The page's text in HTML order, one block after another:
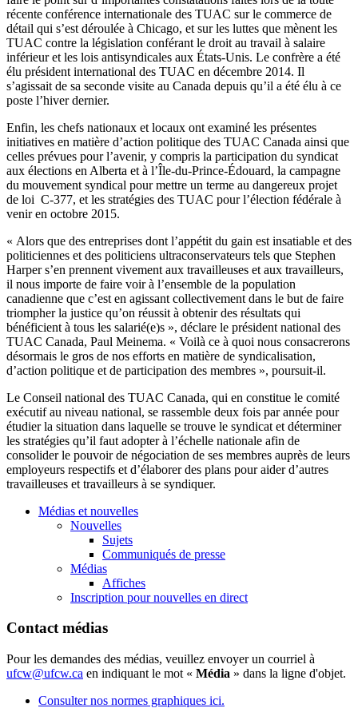
récente conférence internationale des TUAC sur le commerce de
détail qui s’est déroulée à Chicago, et sur les luttes que mènent les
TUAC contre la législation conférant le droit au travail à salaire
inférieur et les lois antisyndicales aux États-Unis. Le confrère a été
élu président international des TUAC en décembre 2014. Il
s’agissait de sa seconde visite au Canada depuis qu’il a été élu à ce
poste l’hiver dernier.
Enfin, les chefs nationaux et locaux ont examiné les présentes
initiatives en matière d’action politique des TUAC Canada ainsi que
celles prévues pour l’avenir, y compris la participation du syndicat
aux élections en Alberta et à l’Île-du-Prince-Édouard, la campagne
du mouvement syndical pour mettre un terme au dangereux projet
de loi C-377, et les stratégies des TUAC pour l’élection fédérale à
venir en octobre 2015.
« Alors que des entreprises dont l’appétit du gain est insatiable et des
politiciennes et des politiciens ultraconservateurs tels que Stephen
Harper s’en prennent vivement aux travailleuses et aux travailleurs,
il nous importe de faire voir à l’ensemble de la population
canadienne que c’est en agissant collectivement dans le but de faire
triompher la justice qu’on réussit à obtenir des résultats qui
bénéficient à tous les salarié(e)s », déclare le président national des
TUAC Canada, Paul Meinema. « Voilà ce à quoi nous consacrerons
désormais le gros de nos efforts en matière de syndicalisation,
d’action politique et de participation des membres », poursuit-il.
Le Conseil national des TUAC Canada, qui en constitue le comité
exécutif au niveau national, se rassemble deux fois par année pour
étudier la situation dans laquelle se trouve le syndicat et déterminer
les stratégies qu’il faut adopter à l’échelle nationale afin de
consolider le pouvoir de négociation de ses membres auprès de leurs
employeurs respectifs et d’élaborer des plans pour aider d’autres
travailleuses et travailleurs à se syndiquer.
Médias et nouvelles
Nouvelles
Sujets
Communiqués de presse
Médias
Affiches
Inscription pour nouvelles en direct
Contact médias
Pour les demandes des médias, veuillez envoyer un courriel à
ufcw@ufcw.ca en indiquant le mot « Média » dans la ligne d'objet.
Consulter nos normes graphiques ici.